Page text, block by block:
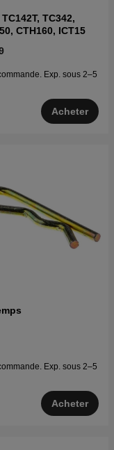
TC342,
CTH160, ICT15
Exp. sous 2–5
Acheter
Exp. sous 2–5
Acheter